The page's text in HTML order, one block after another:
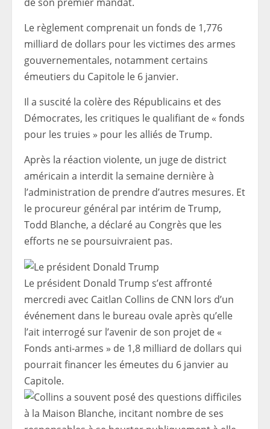
Le règlement comprenait un fonds de 1,776
milliard de dollars pour les victimes des armes
gouvernementales, notamment certains
émeutiers du Capitole le 6 janvier.
Il a suscité la colère des Républicains et des
Démocrates, les critiques le qualifiant de « fonds
pour les truies » pour les alliés de Trump.
Après la réaction violente, un juge de district
américain a interdit la semaine dernière à
l’administration de prendre d’autres mesures. Et
le procureur général par intérim de Trump,
Todd Blanche, a déclaré au Congrès que les
efforts ne se poursuivraient pas.
Le président Donald Trump s’est affronté
mercredi avec Caitlan Collins de CNN lors d’un
événement dans le bureau ovale après qu’elle
l’ait interrogé sur l’avenir de son projet de «
Fonds anti-armes » de 1,8 milliard de dollars qui
pourrait financer les émeutes du 6 janvier au
Capitole.